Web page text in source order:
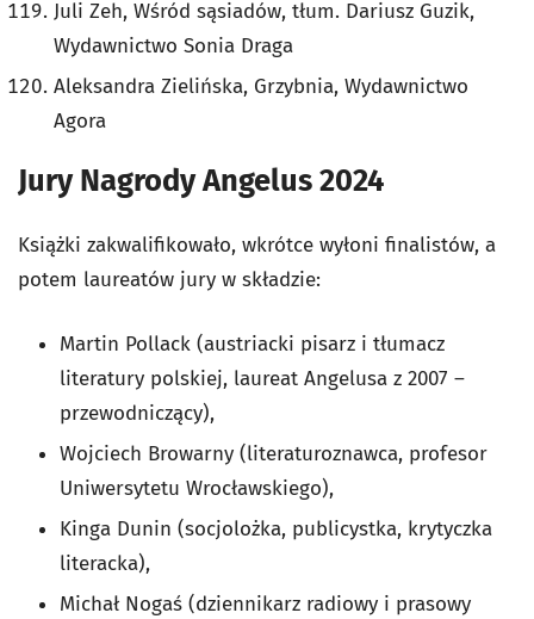
Juli Zeh, Wśród sąsiadów, tłum. Dariusz Guzik,
Wydawnictwo Sonia Draga
Aleksandra Zielińska, Grzybnia, Wydawnictwo
Agora
Jury Nagrody Angelus 2024
Książki zakwalifikowało, wkrótce wyłoni finalistów, a
potem laureatów jury w składzie:
Martin Pollack (austriacki pisarz i tłumacz
literatury polskiej, laureat Angelusa z 2007 –
przewodniczący),
Wojciech Browarny (literaturoznawca, profesor
Uniwersytetu Wrocławskiego),
Kinga Dunin (socjolożka, publicystka, krytyczka
literacka),
Michał Nogaś (dziennikarz radiowy i prasowy